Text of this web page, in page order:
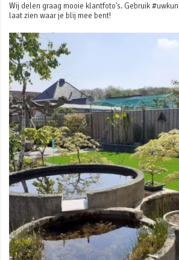
Wij delen graag mooie klantfoto's. Gebruik
laat zien waar je blij mee bent!